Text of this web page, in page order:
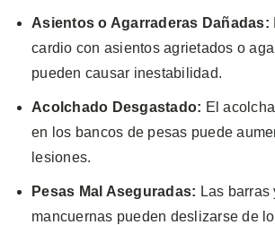
Asientos o Agarraderas Dañadas:
cardio con asientos agrietados o
pueden causar inestabilidad.
Acolchado Desgastado: El
en los bancos de pesas puede
lesiones.
Pesas Mal Aseguradas: Las barras
mancuernas pueden deslizarse de